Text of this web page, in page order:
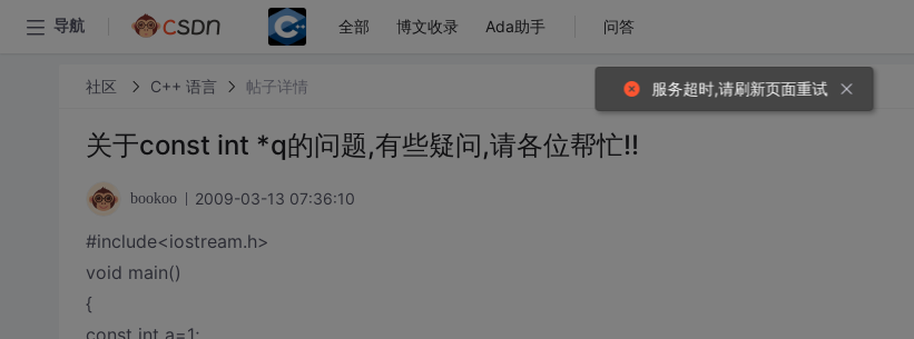
导航 全部 博文收录 Ada助手 问答
社区 C++ 语言 帖子详情
关于const int *q的问题,有些疑问,请各位帮忙!!
bookoo 2009-03-13 07:36:10
#include<iostream.h>
void main()
{
const int a=1;